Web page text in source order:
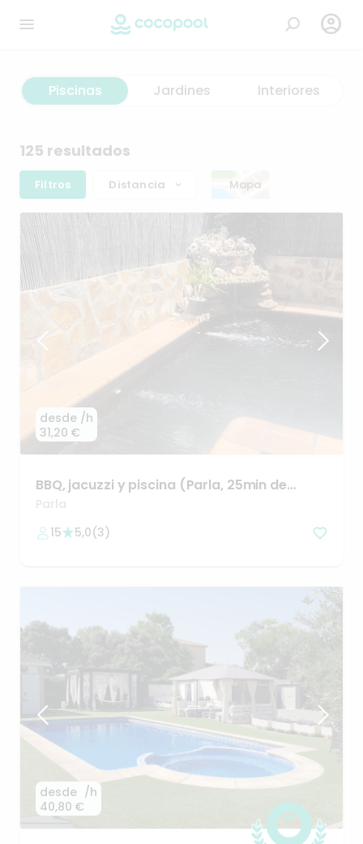

Piscinas Jardines Interiores
125 resultados
Filtros Distancia Mapa
desde
31,20 €
/h
BBQ​,​ jacuzzi y piscina (Parla​,​ 25min de
Madrid
Parla
15
5,0(3)
desde
40,80 €
/h